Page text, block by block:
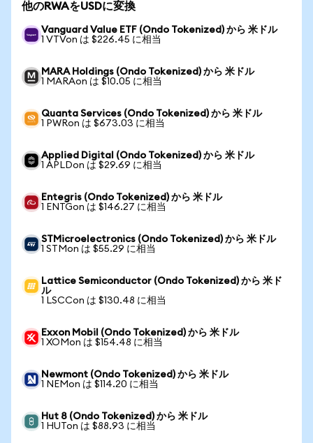
他のRWAをUSDに変換
Vanguard Value ETF (Ondo Tokenized) から 米ドル
1 VTVon は $226.45 に相当
MARA Holdings (Ondo Tokenized) から 米ドル
1 MARAon は $10.05 に相当
Quanta Services (Ondo Tokenized) から 米ドル
1 PWRon は $673.03 に相当
Applied Digital (Ondo Tokenized) から 米ドル
1 APLDon は $29.69 に相当
Entegris (Ondo Tokenized) から 米ドル
1 ENTGon は $146.27 に相当
STMicroelectronics (Ondo Tokenized) から 米ドル
1 STMon は $55.29 に相当
Lattice Semiconductor (Ondo Tokenized) から 米ド
ル
1 LSCCon は $130.48 に相当
Exxon Mobil (Ondo Tokenized) から 米ドル
1 XOMon は $154.48 に相当
Newmont (Ondo Tokenized) から 米ドル
1 NEMon は $114.20 に相当
Hut 8 (Ondo Tokenized) から 米ドル
1 HUTon は $88.93 に相当